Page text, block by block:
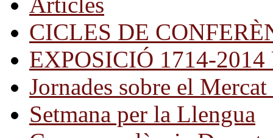
CICLES DE
EXPOSICIÓ 1714-
Jornades sobre el
Setmana per la Llengua